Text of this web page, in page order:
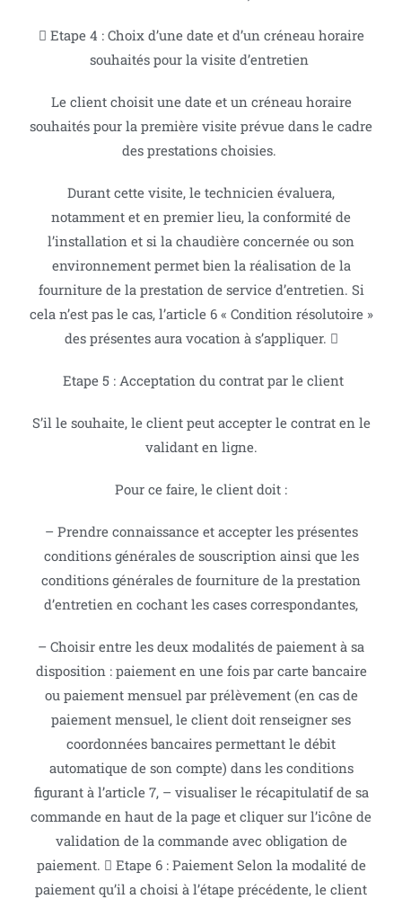
 Etape 4 : Choix d’une date et d’un créneau horaire
souhaités pour la visite d’entretien
Le client choisit une date et un créneau horaire
souhaités pour la première visite prévue dans le cadre
des prestations choisies.
Durant cette visite, le technicien évaluera,
notamment et en premier lieu, la conformité de
l’installation et si la chaudière concernée ou son
environnement permet bien la réalisation de la
fourniture de la prestation de service d’entretien. Si
cela n’est pas le cas, l’article 6 « Condition résolutoire »
des présentes aura vocation à s’appliquer. 
Etape 5 : Acceptation du contrat par le client
S’il le souhaite, le client peut accepter le contrat en le
validant en ligne.
Pour ce faire, le client doit :
– Prendre connaissance et accepter les présentes
conditions générales de souscription ainsi que les
conditions générales de fourniture de la prestation
d’entretien en cochant les cases correspondantes,
– Choisir entre les deux modalités de paiement à sa
disposition : paiement en une fois par carte bancaire
ou paiement mensuel par prélèvement (en cas de
paiement mensuel, le client doit renseigner ses
coordonnées bancaires permettant le débit
automatique de son compte) dans les conditions
figurant à l’article 7, – visualiser le récapitulatif de sa
commande en haut de la page et cliquer sur l’icône de
validation de la commande avec obligation de
paiement.  Etape 6 : Paiement Selon la modalité de
paiement qu’il a choisi à l’étape précédente, le client